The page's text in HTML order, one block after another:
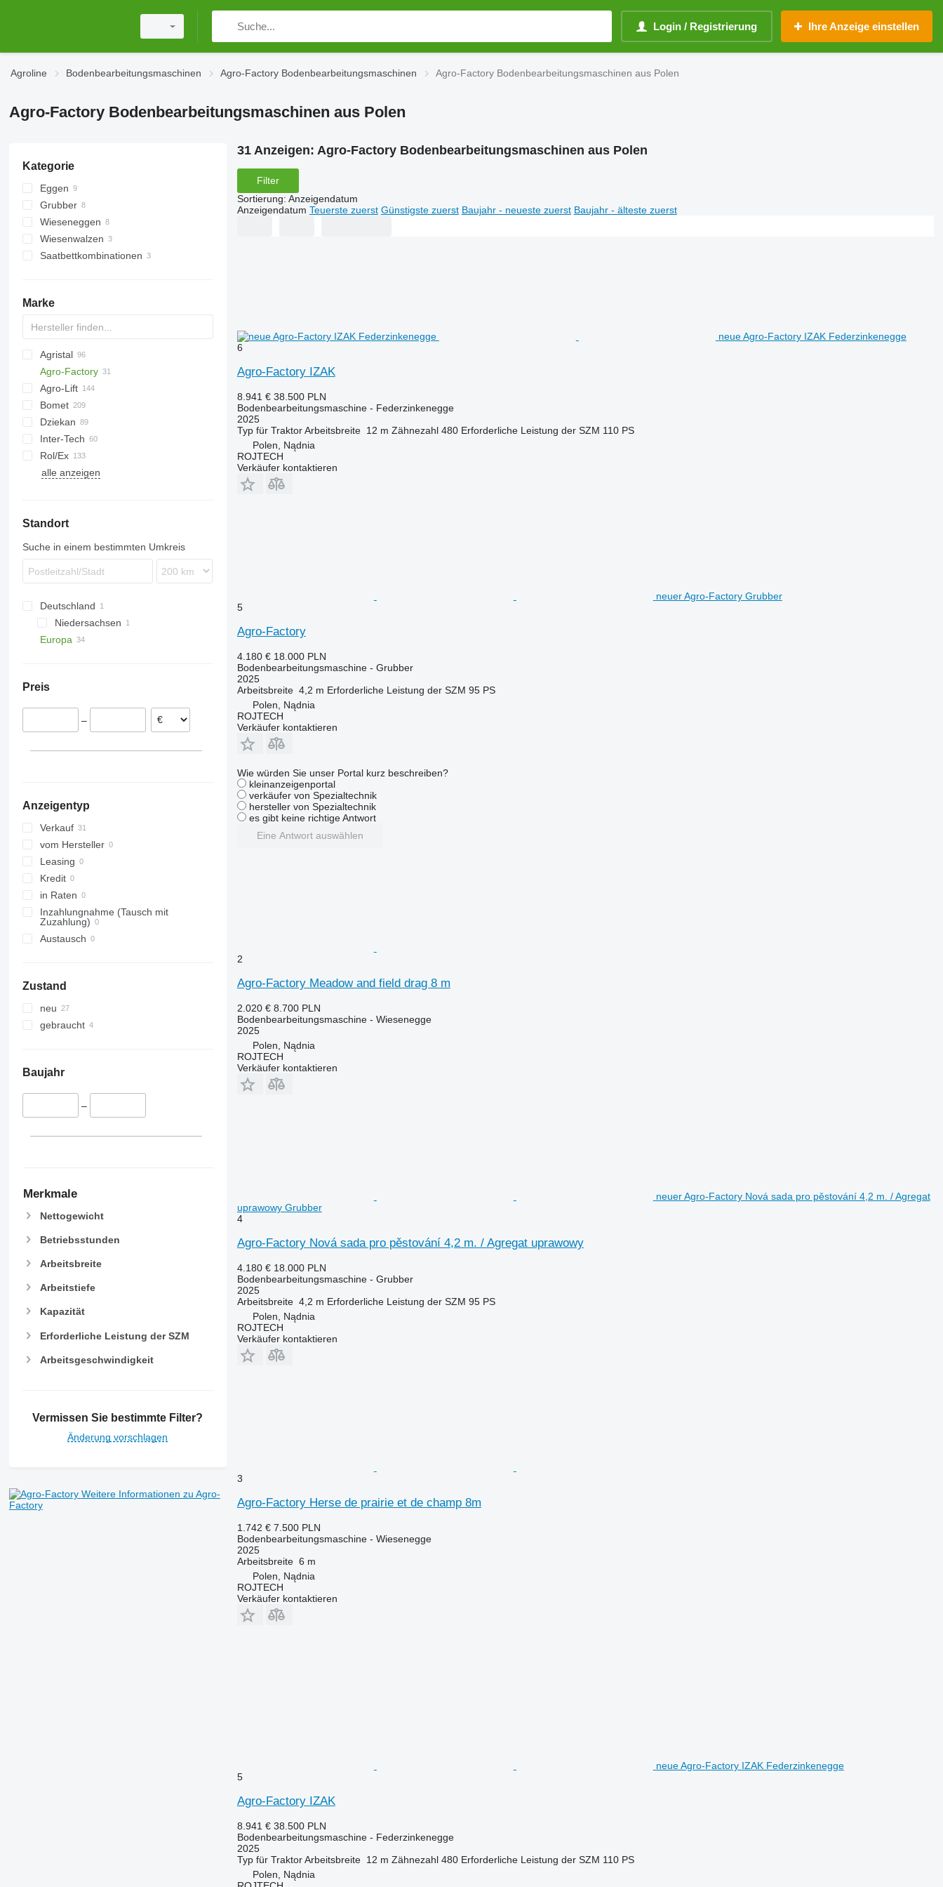
Login / Registrierung Ihre Anzeige einstellen
Agroline Bodenbearbeitungsmaschinen Agro-Factory Bodenbearbeitungsmaschinen Agro-Factory Bodenbearbeitungsmaschinen aus Polen
Agro-Factory Bodenbearbeitungsmaschinen aus Polen
Kategorie
Eggen
Federzinkeneggen
Scheibeneggen
Grubber
Wieseneggen
Wiesenwalzen
Cambridgewalzen
Saatbettkombinationen
Marke
Cultiplow
Agristal
Jaguar
Agro-Factory
Agro-Lift
Catros
Centaur
Bomet
U-series
Z-series
Powerchain
Dziekan
RB
RWY
Voyager S
DF
Cruiser
Joker
Optipack
Transformer
Inter-Tech
Challenger
Discover
ES
Enduro
Quadro
Rebell Classic
EurOpal
EuroDiamant
Kompaktor
Rubin
MU
Synkro
Rol/Ex
Alfa
Carrier
alle anzeigen
Standort
Suche in einem bestimmten Umkreis
Deutschland
Niedersachsen
Hildesheim
Europa
Preis
–
Anzeigentyp
Verkauf
vom Hersteller
Leasing
Kredit
in Raten
Inzahlungnahme (Tausch mit
Zuzahlung)
Austausch
Zustand
neu
gebraucht
Baujahr
–
Merkmale
Nettogewicht
Betriebsstunden
Arbeitsbreite
Arbeitstiefe
Kapazität
Erforderliche Leistung der SZM
Arbeitsgeschwindigkeit
Vermissen Sie bestimmte Filter?
Änderung vorschlagen
Weitere Informationen zu Agro-
Factory
31 Anzeigen: Agro-Factory Bodenbearbeitungsmaschinen aus Polen
Filter
Sortierung: Anzeigendatum
Anzeigendatum Teuerste zuerst Günstigste zuerst Baujahr - neueste zuerst Baujahr - älteste zuerst
neue Agro-Factory IZAK Federzinkenegge
6
Agro-Factory IZAK
8.941 € 38.500 PLN
Bodenbearbeitungsmaschine - Federzinkenegge
2025
Typ für Traktor Arbeitsbreite 12 m Zähnezahl 480 Erforderliche Leistung der SZM 110 PS
Polen, Nądnia
ROJTECH
Verkäufer kontaktieren
neuer Agro-Factory Grubber
5
Agro-Factory
4.180 € 18.000 PLN
Bodenbearbeitungsmaschine - Grubber
2025
Arbeitsbreite 4,2 m Erforderliche Leistung der SZM 95 PS
Polen, Nądnia
ROJTECH
Verkäufer kontaktieren
Wie würden Sie unser Portal kurz beschreiben?
kleinanzeigenportal
verkäufer von Spezialtechnik
hersteller von Spezialtechnik
es gibt keine richtige Antwort
Eine Antwort auswählen
2
Agro-Factory Meadow and field drag 8 m
2.020 € 8.700 PLN
Bodenbearbeitungsmaschine - Wiesenegge
2025
Polen, Nądnia
ROJTECH
Verkäufer kontaktieren
neuer Agro-Factory Nová sada pro pěstování 4,2 m. / Agregat
uprawowy Grubber
4
Agro-Factory Nová sada pro pěstování 4,2 m. / Agregat uprawowy
4.180 € 18.000 PLN
Bodenbearbeitungsmaschine - Grubber
2025
Arbeitsbreite 4,2 m Erforderliche Leistung der SZM 95 PS
Polen, Nądnia
ROJTECH
Verkäufer kontaktieren
3
Agro-Factory Herse de prairie et de champ 8m
1.742 € 7.500 PLN
Bodenbearbeitungsmaschine - Wiesenegge
2025
Arbeitsbreite 6 m
Polen, Nądnia
ROJTECH
Verkäufer kontaktieren
neue Agro-Factory IZAK Federzinkenegge
5
Agro-Factory IZAK
8.941 € 38.500 PLN
Bodenbearbeitungsmaschine - Federzinkenegge
2025
Typ für Traktor Arbeitsbreite 12 m Zähnezahl 480 Erforderliche Leistung der SZM 110 PS
Polen, Nądnia